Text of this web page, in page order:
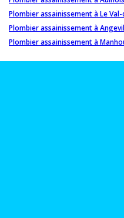
Plombier assainissement à Le
Plombier assainissement à
Plombier assainissement à